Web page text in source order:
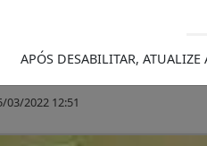
vai faltar adubo no
03/2022 12:51
APÓS DESABILITAR,